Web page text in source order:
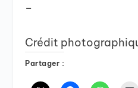
–
Crédit
Partager :